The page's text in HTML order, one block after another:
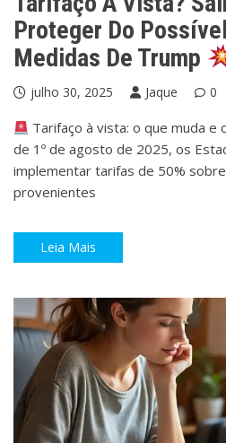
Proteger Do
Medidas De Trump
julho 30, 2025 Jaque 0
Tarifaço à vista: o que muda
de 1º de agosto de 2025, os
implementar tarifas de 50%
provenientes
Leia Mais